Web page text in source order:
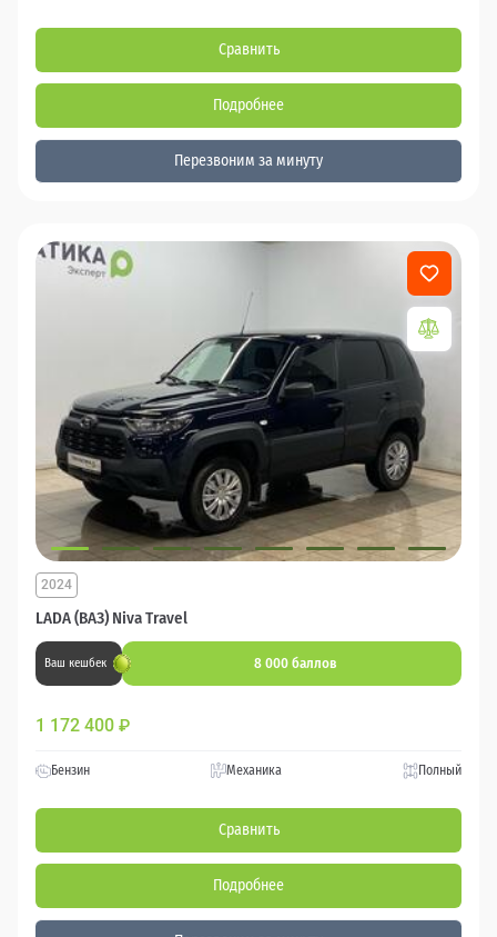
Сравнить
Подробнее
Перезвоним за минуту
LADA (ВАЗ) Niva Travel
2024
Ваш кешбек 8 000 баллов
1 172 400 ₽
Бензин Механика Полный
Сравнить
Подробнее